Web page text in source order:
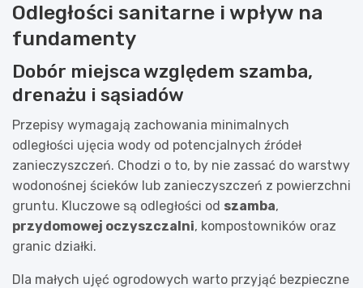
Odległości sanitarne i wpływ na
fundamenty
Dobór miejsca względem szamba,
drenażu i sąsiadów
Przepisy wymagają zachowania minimalnych
odległości ujęcia wody od potencjalnych źródeł
zanieczyszczeń. Chodzi o to, by nie zassać do warstwy
wodonośnej ścieków lub zanieczyszczeń z powierzchni
gruntu. Kluczowe są odległości od szamba,
przydomowej oczyszczalni, kompostowników oraz
granic działki.
Dla małych ujęć ogrodowych warto przyjąć bezpieczne